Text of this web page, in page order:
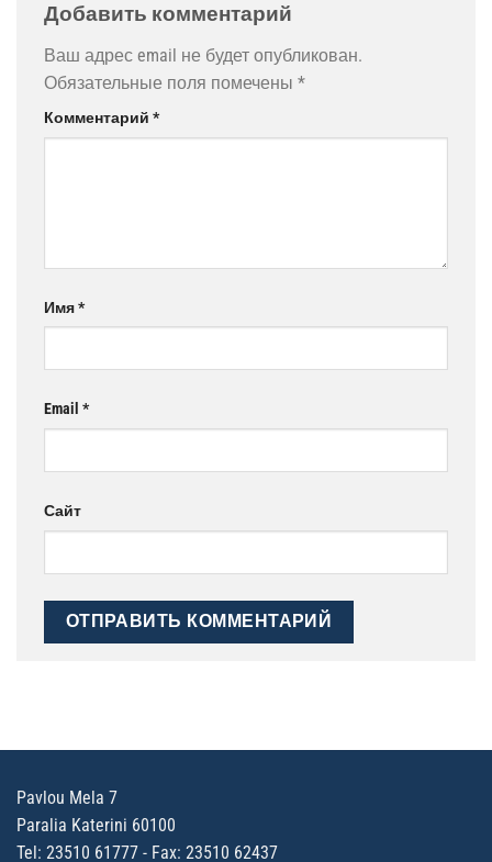
Добавить комментарий
Ваш адрес email не будет опубликован.
Обязательные поля помечены *
Комментарий *
Имя*
Email *
Сайт
Pavlou Mela 7
Paralia Katerini 60100
Tel: 23510 61777 - Fax: 23510 62437